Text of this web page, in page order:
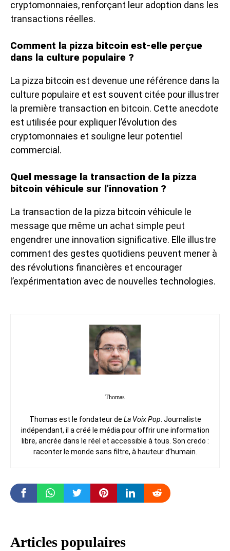
cryptomonnaies, renforçant leur adoption dans les
transactions réelles.
Comment la pizza bitcoin est-elle perçue
dans la culture populaire ?
La pizza bitcoin est devenue une référence dans la
culture populaire et est souvent citée pour illustrer
la première transaction en bitcoin. Cette anecdote
est utilisée pour expliquer l’évolution des
cryptomonnaies et souligne leur potentiel
commercial.
Quel message la transaction de la pizza
bitcoin véhicule sur l’innovation ?
La transaction de la pizza bitcoin véhicule le
message que même un achat simple peut
engendrer une innovation significative. Elle illustre
comment des gestes quotidiens peuvent mener à
des révolutions financières et encourager
l’expérimentation avec de nouvelles technologies.
Thomas
Thomas est le fondateur de La Voix Pop . Journaliste
indépendant, il a créé le média pour offrir une information
libre, ancrée dans le réel et accessible à tous. Son credo :
raconter le monde sans filtre, à hauteur d’humain.
Articles populaires